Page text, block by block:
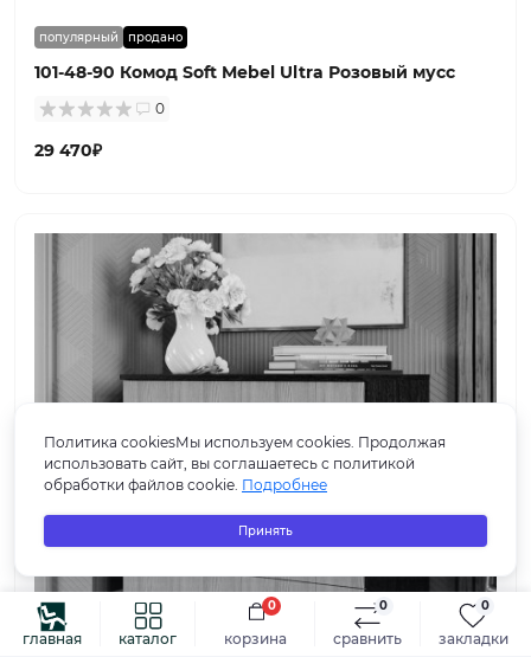
главная каталог сравнить
0
закладки
0
корзина
0
популярный продано
101-48-90 Комод Soft Mebel Ultra Розовый мусс
0
29 470₽
Политика cookiesМы используем cookies. Продолжая
использовать сайт, вы соглашаетесь с политикой
обработки файлов cookie. Подробнее
Принять